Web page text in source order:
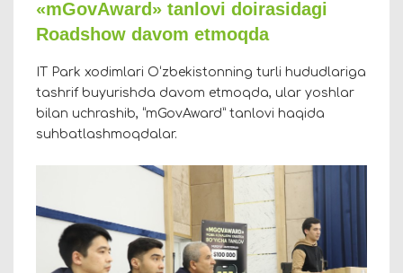
«mGovAward» tanlovi doirasidagi
Roadshow davom etmoqda
IT Park xodimlari O‘zbekistonning turli hududlariga
tashrif buyurishda davom etmoqda, ular yoshlar
bilan uchrashib, “mGovAward” tanlovi haqida
suhbatlashmoqdalar.